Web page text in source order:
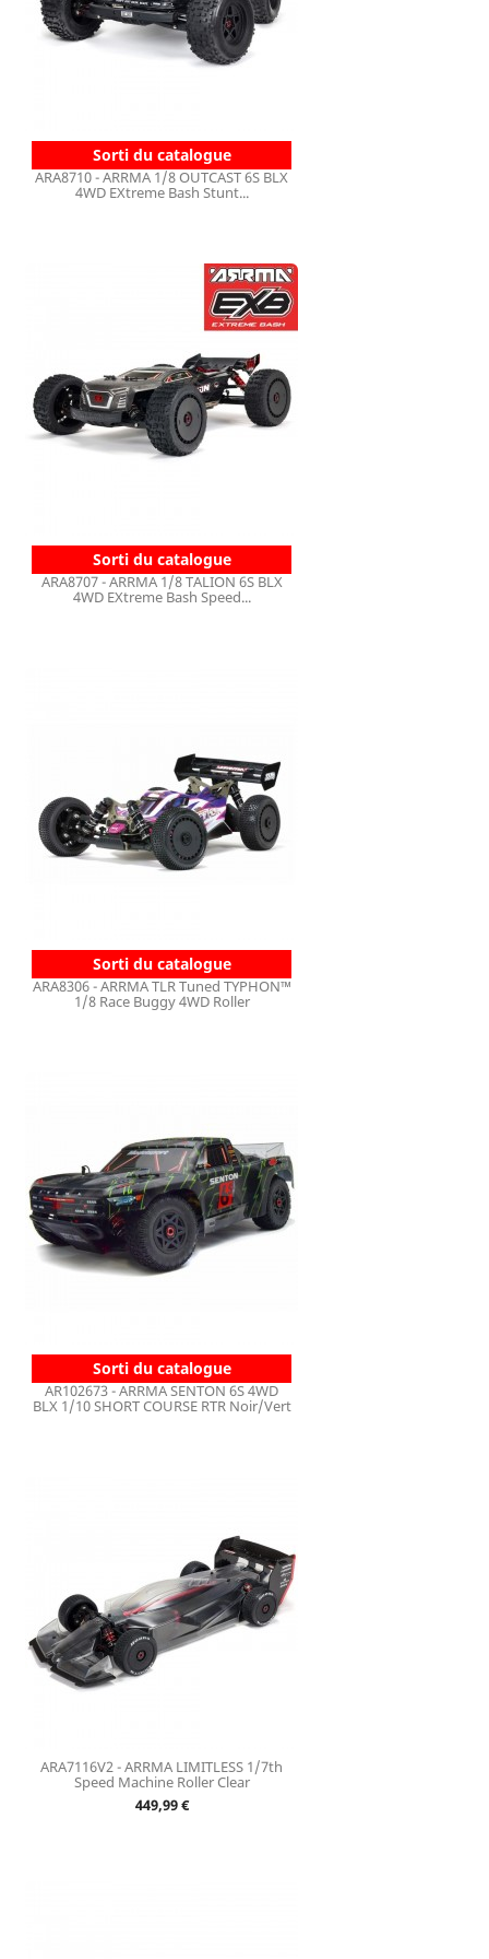
Sorti du catalogue
ARA8710 - ARRMA 1/8 OUTCAST 6S BLX
4WD EXtreme Bash Stunt...
Sorti du catalogue
ARA8707 - ARRMA 1/8 TALION 6S BLX
4WD EXtreme Bash Speed...
Sorti du catalogue
ARA8306 - ARRMA TLR Tuned TYPHON™
1/8 Race Buggy 4WD Roller
Sorti du catalogue
AR102673 - ARRMA SENTON 6S 4WD
BLX 1/10 SHORT COURSE RTR Noir/Vert
ARA7116V2 - ARRMA LIMITLESS 1/7th
Speed Machine Roller Clear
Prix
449,99 €